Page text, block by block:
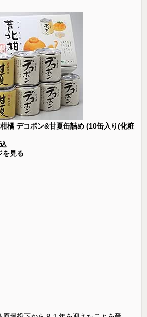
橘 デコポン&甘夏缶詰め (10缶入り(化粧
を見る